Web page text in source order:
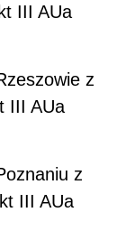
III AUa
z
III AUa
z
III AUa